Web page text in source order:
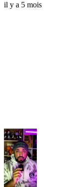
il y a 5 mois